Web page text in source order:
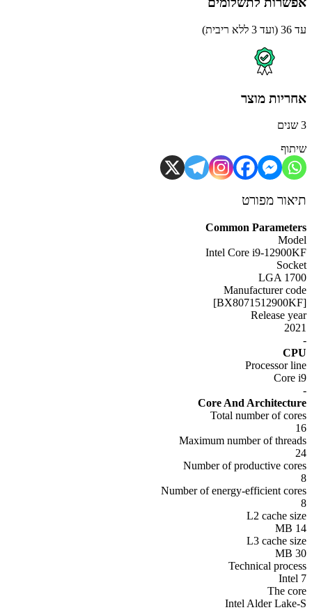
מוצר
מפורט
Common
Intel Core i9-
LGA
Manufacturer
Release
Processor
Core And
Total number of
Maximum number of
Number of productive
Number of energy-efficient
L2 cache
L3 cache
Technical
The
Intel Alder